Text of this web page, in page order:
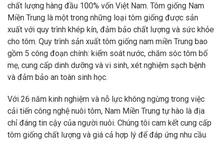
chất lượng hàng đầu 100% vốn Việt Nam. Tôm giống Nam
Miền Trung là một trong những loại tôm giống được sản
xuất với quy trình khép kín, đảm bảo chất lượng và sức khỏe
cho tôm. Quy trình sản xuất tôm giống nam miền Trung bao
gồm 5 công đoạn chính: kiểm soát nước, chăm sóc tôm bố
mẹ, cung cấp dinh dưỡng và vi sinh, xét nghiệm sạch bệnh
và đảm bảo an toàn sinh học.
Với 26 năm kinh nghiệm và nỗ lực không ngừng trong việc
cải tiến công nghệ nuôi tôm, Nam Miền Trung tự hào là địa
chỉ đáng tin cậy của người nuôi. Chúng tôi cam kết cung cấp
tôm giống chất lượng và giá cả hợp lý để đáp ứng nhu cầu